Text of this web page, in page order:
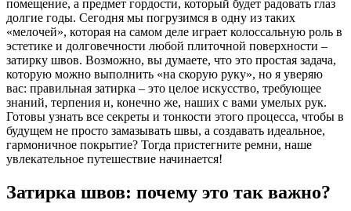
помещение, а предмет гордости, который будет радовать глаз
долгие годы. Сегодня мы погрузимся в одну из таких
«мелочей», которая на самом деле играет колоссальную роль в
эстетике и долговечности любой плиточной поверхности –
затирку швов. Возможно, вы думаете, что это простая задача,
которую можно выполнить «на скорую руку», но я уверяю
вас: правильная затирка – это целое искусство, требующее
знаний, терпения и, конечно же, наших с вами умелых рук.
Готовы узнать все секреты и тонкости этого процесса, чтобы в
будущем не просто замазывать швы, а создавать идеальное,
гармоничное покрытие? Тогда пристегните ремни, наше
увлекательное путешествие начинается!
Затирка швов: почему это так важно?